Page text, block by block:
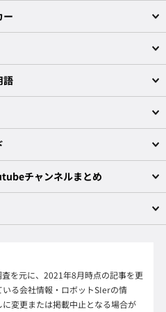
ー
語
チャンネルまとめ
を元に、2021年8月時点の記事を更
る会社情報・ロボットSIerの情
変更または掲載中止となる場合が